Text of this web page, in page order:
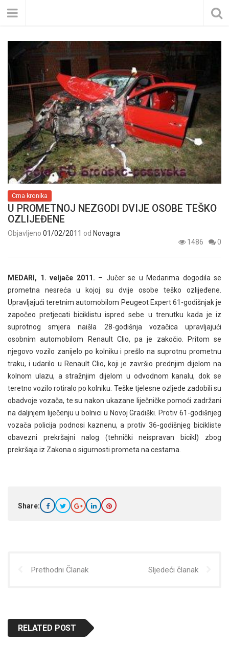
Crna kronika
U PROMETNOJ NEZGODI DVIJE OSOBE TEŠKO
OZLIJEĐENE
Objavljeno 01/02/2011 od Novagra
1486
0
MEDARI, 1. veljače 2011. – Jučer se u Medarima dogodila se
prometna nesreća u kojoj su dvije osobe teško ozlijeđene.
Upravljajući teretnim automobilom Peugeot Expert 61-godišnjak je
započeo pretjecati biciklistu ispred sebe u trenutku kada je iz
suprotnog smjera naišla 28-godišnja vozačica upravljajući
osobnim automobilom Renault Clio, pa je zakočio. Pritom se
njegovo vozilo zanijelo po kolniku i prešlo na suprotnu prometnu
traku, i udarilo u Renault Clio, koji je završio prednjim dijelom na
kolnom ulazu, a stražnjim dijelom u odvodnom kanalu, dok se
teretno vozilo rotiralo po kolniku. Teške tjelesne ozljede zadobili su
obadvoje vozača, te su nakon ukazane liječničke pomoći zadržani
na daljnjem liječenju u bolnici u Novoj Gradiški. Protiv 61-godišnjeg
vozača policija podnosi kaznenu, a protiv 36-godišnjeg bicikliste
obavezni prekršajni nalog (tehnički neispravan bicikl) zbog
prekršaja iz Zakona o sigurnosti prometa na cestama.
Share:
Prethodni Članak Sljedeći članak
RELATED POST